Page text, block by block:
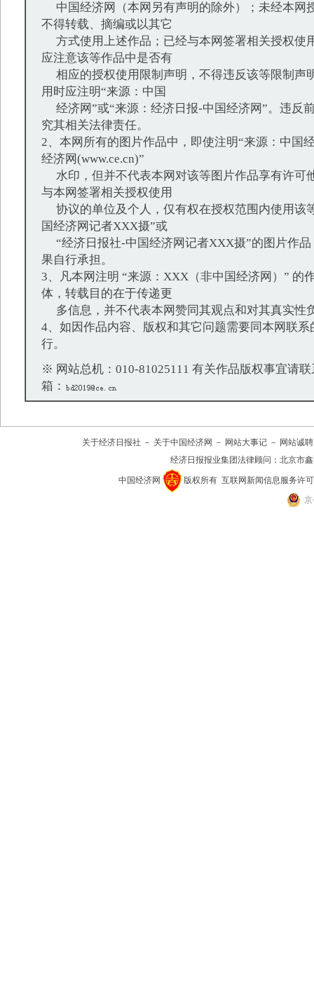
中国经济网（本网另有声明的除外）；未经本网
不得转载、摘编或以其它
方式使用上述作品；已经与本网签署相关授权使
应注意该等作品中是否有
相应的授权使用限制声明，不得违反该等限制声
用时应注明“来源：中国
经济网”或“来源：经济日报-中国经济网”。违反
究其相关法律责任。
2、本网所有的图片作品中，即使注明“来源：中国
经济网(www.ce.cn)”
水印，但并不代表本网对该等图片作品享有许可
与本网签署相关授权使用
协议的单位及个人，仅有权在授权范围内使用该
国经济网记者XXX摄”或
“经济日报社-中国经济网记者XXX摄”的图片作品
果自行承担。
3、凡本网注明 “来源：XXX（非中国经济网）” 的
体，转载目的在于传递更
多信息，并不代表本网赞同其观点和对其真实性
4、如因作品内容、版权和其它问题需要同本网联系
行。
※ 网站总机：010-81025111 有关作品版权事宜请联
箱：
关于经济日报社 － 关于中国经济网 － 网站大事记 － 网站诚聘
经济日报报业集团法律顾问： 北京市
中国经济网 版权所有 互联网新闻信息服务许可
京